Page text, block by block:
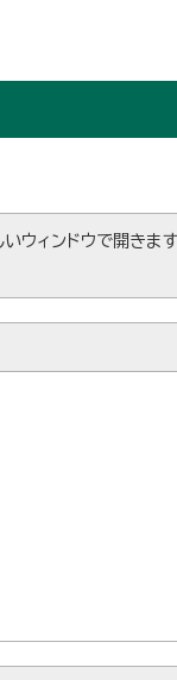
いウィンドウで開きま